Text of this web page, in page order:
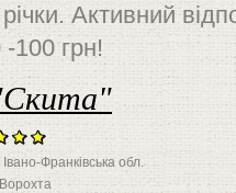
річки. Активний
-100 грн!
Івано-Франківська обл.
Ворохта